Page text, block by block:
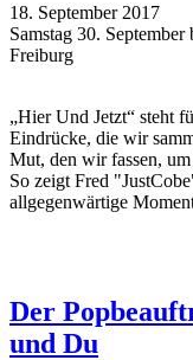
18. September 2017
Samstag 30.
Freiburg
„Hier Und Jetzt“ steht
Eindrücke, die wir
Mut, den wir fassen,
So zeigt Fred
allgegenwärtige
Der
und Du